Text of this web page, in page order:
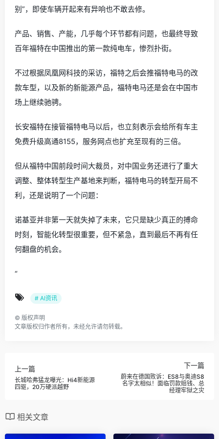
别”，即使车辆开起来有异响也不敢去修。
产品、销售、产能，几乎每个环节都有问题，也最终导致
百年福特在中国推出的第一款纯电车，惨烈扑街。
不过根据凤凰网科技的采访，福特之后会推福特电马的改
款车型，以及新的新能源产品，福特电马还是会在中国市
场上继续驰骋。
长安福特在接管福特电马以后，也立刻表示会给所有车主
免费升级高通8155，服务网点也扩充至现有的三倍。
但从福特中国前段时间大裁员，对中国业务还进行了重大
调整、整体转型生产基地来判断，福特电马的转型开局不
利，还是说明了一个问题：
诺基亚并非第一天就失掉了未来，它只是缺少真正的搏命
时刻，智能化转型很重要，但不紧急，直到最后不再有任
何翻盘的机会。
“
# AI资讯
© 版权声明
文章版权归作者所有，未经允许请勿转载。
上一篇
长城哈弗猛龙曝光：Hi4新能源
四驱，20万硬派越野
下一篇
蔚来在德国败诉：ES8与奥迪S8
名字太相似！面临罚款赔钱、总
经理牢狱之灾
相关文章